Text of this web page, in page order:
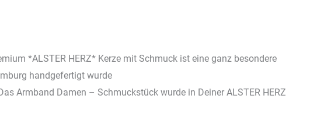
*ALSTER HERZ* Kerze mit Schmuck ist eine ganz besondere
handgefertigt wurde
Armband Damen – Schmuckstück wurde in Deiner ALSTER HERZ